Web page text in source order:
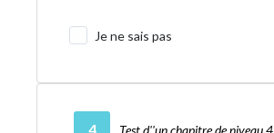
Je ne sais pas
4 Test d''un chapitre de niveau 4